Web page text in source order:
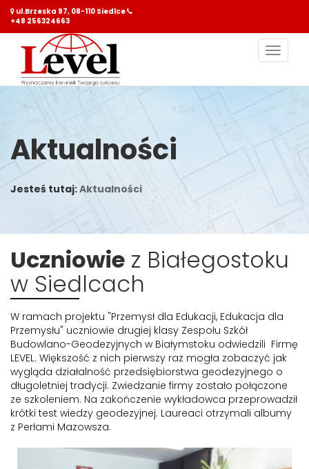
ul.Brzeska 97, 08-110 Siedlce
+48 256324663
Aktualności
Jesteś tutaj:Aktualności
Uczniowie z Białegostoku
w Siedlcach
W ramach projektu "Przemysł dla Edukacji, Edukacja dla
Przemysłu" uczniowie drugiej klasy Zespołu Szkół
Budowlano-Geodezyjnych w Białymstoku odwiedzili Firmę
LEVEL. Większość z nich pierwszy raz mogła zobaczyć jak
wygląda działalność przedsiębiorstwa geodezyjnego o
długoletniej tradycji. Zwiedzanie firmy zostało połączone
ze szkoleniem. Na zakończenie wykładowca przeprowadził
krótki test wiedzy geodezyjnej. Laureaci otrzymali albumy
z Perłami Mazowsza.